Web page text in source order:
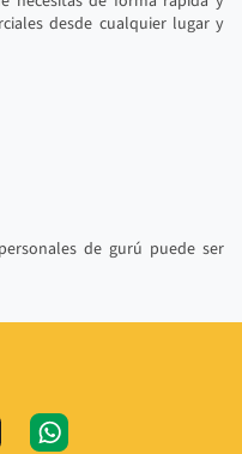
desde cualquier lugar y
de gurú puede ser